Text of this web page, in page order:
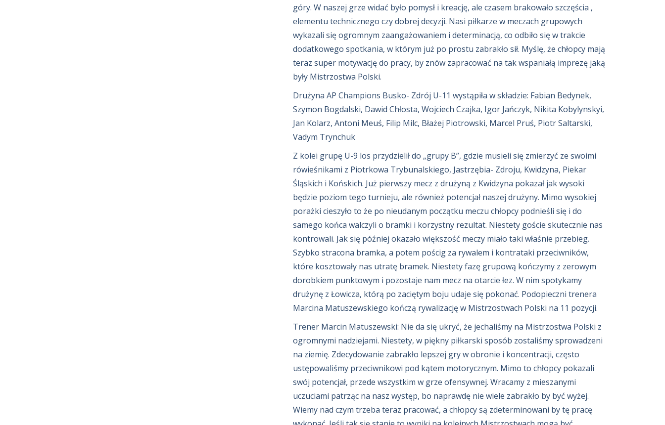
góry. W naszej grze widać było pomysł i kreację, ale czasem brakowało szczęścia ,
elementu technicznego czy dobrej decyzji. Nasi piłkarze w meczach grupowych
wykazali się ogromnym zaangażowaniem i determinacją, co odbiło się w trakcie
dodatkowego spotkania, w którym już po prostu zabrakło sił. Myślę, że chłopcy mają
teraz super motywację do pracy, by znów zapracować na tak wspaniałą imprezę jaką
były Mistrzostwa Polski.
Drużyna AP Champions Busko- Zdrój U-11 wystąpiła w składzie: Fabian Bedynek,
Szymon Bogdalski, Dawid Chłosta, Wojciech Czajka, Igor Jańczyk, Nikita Kobylynskyi,
Jan Kolarz, Antoni Meuś, Filip Milc, Błażej Piotrowski, Marcel Pruś, Piotr Saltarski,
Vadym Trynchuk
Z kolei grupę U-9 los przydzielił do „grupy B”, gdzie musieli się zmierzyć ze swoimi
rówieśnikami z Piotrkowa Trybunalskiego, Jastrzębia- Zdroju, Kwidzyna, Piekar
Śląskich i Końskich. Już pierwszy mecz z drużyną z Kwidzyna pokazał jak wysoki
będzie poziom tego turnieju, ale również potencjał naszej drużyny. Mimo wysokiej
porażki cieszyło to że po nieudanym początku meczu chłopcy podnieśli się i do
samego końca walczyli o bramki i korzystny rezultat. Niestety goście skutecznie nas
kontrowali. Jak się później okazało większość meczy miało taki właśnie przebieg.
Szybko stracona bramka, a potem pościg za rywalem i kontrataki przeciwników,
które kosztowały nas utratę bramek. Niestety fazę grupową kończymy z zerowym
dorobkiem punktowym i pozostaje nam mecz na otarcie łez. W nim spotykamy
drużynę z Łowicza, którą po zaciętym boju udaje się pokonać. Podopieczni trenera
Marcina Matuszewskiego kończą rywalizację w Mistrzostwach Polski na 11 pozycji.
Trener Marcin Matuszewski: Nie da się ukryć, że jechaliśmy na Mistrzostwa Polski z
ogromnymi nadziejami. Niestety, w piękny piłkarski sposób zostaliśmy sprowadzeni
na ziemię. Zdecydowanie zabrakło lepszej gry w obronie i koncentracji, często
ustępowaliśmy przeciwnikowi pod kątem motorycznym. Mimo to chłopcy pokazali
swój potencjał, przede wszystkim w grze ofensywnej. Wracamy z mieszanymi
uczuciami patrząc na nasz występ, bo naprawdę nie wiele zabrakło by być wyżej.
Wiemy nad czym trzeba teraz pracować, a chłopcy są zdeterminowani by tę pracę